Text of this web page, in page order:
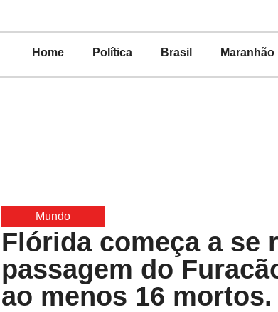
Home Política Brasil Maranhão
Mundo
Flórida começa a se
passagem do
ao menos 16 mortos.